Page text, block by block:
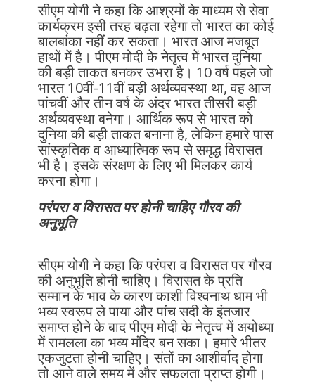
सीएम योगी ने कहा कि आश्रमों के माध्यम से सेवा
कार्यक्रम इसी तरह बढ़ता रहेगा तो भारत का कोई
बालबांका नहीं कर सकता। भारत आज मजबूत
हाथों में है। पीएम मोदी के नेतृत्व में भारत दुनिया
की बड़ी ताकत बनकर उभरा है। 10 वर्ष पहले जो
भारत 10वीं-11वीं बड़ी अर्थव्यवस्था था, वह आज
पांचवीं और तीन वर्ष के अंदर भारत तीसरी बड़ी
अर्थव्यवस्था बनेगा। आर्थिक रूप से भारत को
दुनिया की बड़ी ताकत बनाना है, लेकिन हमारे पास
सांस्कृतिक व आध्यात्मिक रूप से समृद्ध विरासत
भी है। इसके संरक्षण के लिए भी मिलकर कार्य
करना होगा।
परंपरा व विरासत पर होनी चाहिए गौरव की
अनुभूति
सीएम योगी ने कहा कि परंपरा व विरासत पर गौरव
की अनुभूति होनी चाहिए। विरासत के प्रति
सम्मान के भाव के कारण काशी विश्वनाथ धाम भी
भव्य स्वरूप ले पाया और पांच सदी के इंतजार
समाप्त होने के बाद पीएम मोदी के नेतृत्व में अयोध्या
में रामलला का भव्य मंदिर बन सका। हमारे भीतर
एकजुटता होनी चाहिए। संतों का आशीर्वाद होगा
तो आने वाले समय में और सफलता प्राप्त होगी।